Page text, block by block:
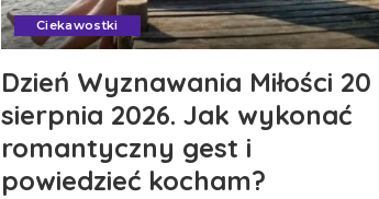
Ciekawostki
Dzień Wyznawania Miłości 20
sierpnia 2026. Jak wykonać
romantyczny gest i
powiedzieć kocham?